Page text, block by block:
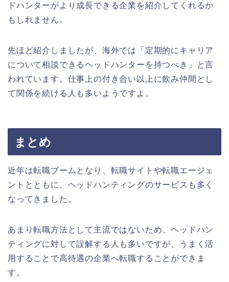
ドハンターがより成長できる企業を紹介してくれるか
もしれません。
先ほど紹介しましたが、海外では「定期的にキャリア
について相談できるヘッドハンターを持つべき」と言
われています。仕事上の付き合い以上に飲み仲間とし
て関係を続ける人も多いようですよ。
まとめ
近年は転職ブームとなり、転職サイトや転職エージェ
ントとともに、ヘッドハンティングのサービスも多く
なってきました。
あまり転職方法として主流ではないため、ヘッドハン
ティングに対して誤解する人も多いですが、うまく活
用することで高待遇の企業へ転職することができま
す。